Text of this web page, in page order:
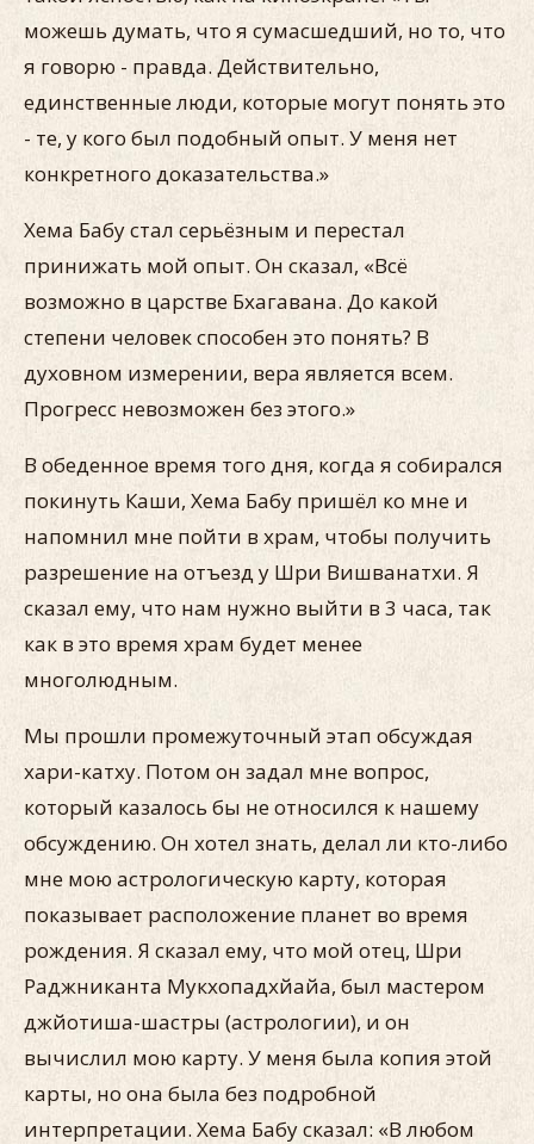
можешь думать, что я сумасшедший, но то, что
я говорю - правда. Действительно,
единственные люди, которые могут понять это
- те, у кого был подобный опыт. У меня нет
конкретного доказательства.»
Хема Бабу стал серьёзным и перестал
принижать мой опыт. Он сказал, «Всё
возможно в царстве Бхагавана. До какой
степени человек способен это понять? В
духовном измерении, вера является всем.
Прогресс невозможен без этого.»
В обеденное время того дня, когда я собирался
покинуть Каши, Хема Бабу пришёл ко мне и
напомнил мне пойти в храм, чтобы получить
разрешение на отъезд у Шри Вишванатхи. Я
сказал ему, что нам нужно выйти в 3 часа, так
как в это время храм будет менее
многолюдным.
Мы прошли промежуточный этап обсуждая
хари-катху. Потом он задал мне вопрос,
который казалось бы не относился к нашему
обсуждению. Он хотел знать, делал ли кто-либо
мне мою астрологическую карту, которая
показывает расположение планет во время
рождения. Я сказал ему, что мой отец, Шри
Раджниканта Мукхопадхйайа, был мастером
джйотиша-шастры (астрологии), и он
вычислил мою карту. У меня была копия этой
карты, но она была без подробной
интерпретации. Хема Бабу сказал: «В любом